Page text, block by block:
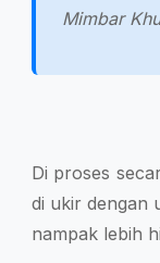
Mimbar
Di proses
di ukir dengan
nampak lebih